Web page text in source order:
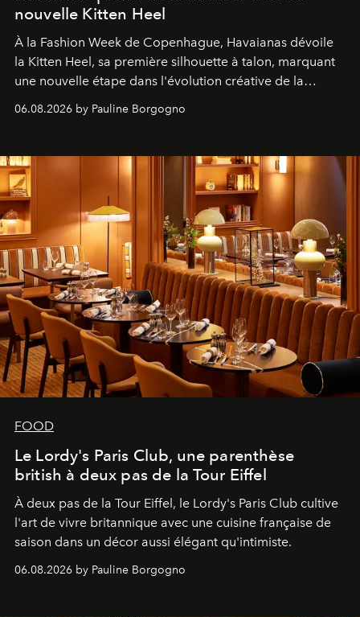
nouvelle Kitten Heel
À la Fashion Week de Copenhague, Havaianas dévoile
la Kitten Heel, sa première silhouette à talon, marquant
une nouvelle étape dans l'évolution créative de la
06.08.2026 by Pauline Borgogno
FOOD
Le Lordy's Paris Club, une parenthèse
british à deux pas de la Tour Eiffel
À deux pas de la Tour Eiffel, le Lordy's Paris Club cultive
l'art de vivre britannique avec une cuisine française de
saison dans un décor aussi élégant qu'intimiste.
06.08.2026 by Pauline Borgogno